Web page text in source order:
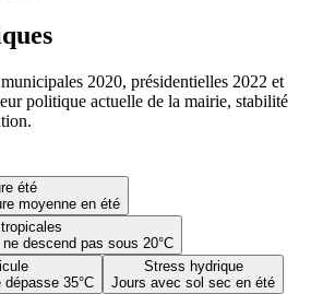
été
moyenne en été
descend pas sous 20°C
35°C
Stress hydrique
Jours avec sol sec en été
2020, présidentielles 2022 et
politique actuelle de la mairie, stabilité